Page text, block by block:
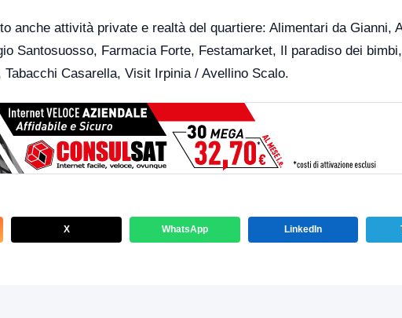
anche attività private e realtà del quartiere: Alimentari da Gianni,
Santosuosso, Farmacia Forte, Festamarket, Il paradiso dei
Tabacchi Casarella, Visit Irpinia / Avellino Scalo.
X WhatsApp LinkedIn